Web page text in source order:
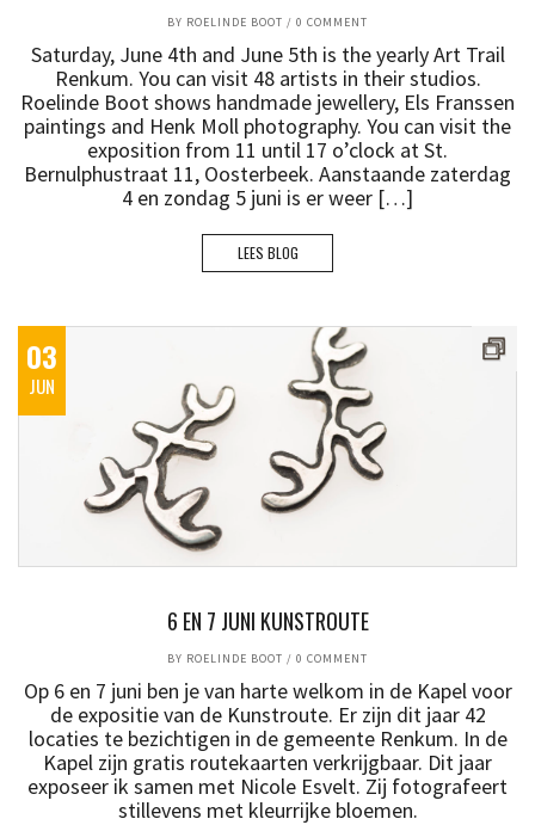
BY ROELINDE BOOT / 0 COMMENT
Saturday, June 4th and June 5th is the yearly Art Trail
Renkum. You can visit 48 artists in their studios.
Roelinde Boot shows handmade jewellery, Els Franssen
paintings and Henk Moll photography. You can visit the
exposition from 11 until 17 o’clock at St.
Bernulphustraat 11, Oosterbeek. Aanstaande zaterdag
4 en zondag 5 juni is er weer […]
LEES BLOG
03
JUN
6 EN 7 JUNI KUNSTROUTE
BY ROELINDE BOOT / 0 COMMENT
Op 6 en 7 juni ben je van harte welkom in de Kapel voor
de expositie van de Kunstroute. Er zijn dit jaar 42
locaties te bezichtigen in de gemeente Renkum. In de
Kapel zijn gratis routekaarten verkrijgbaar. Dit jaar
exposeer ik samen met Nicole Esvelt. Zij fotografeert
stillevens met kleurrijke bloemen.